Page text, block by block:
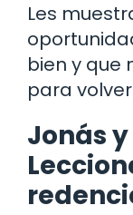
Les
bien y que
para
Jonás